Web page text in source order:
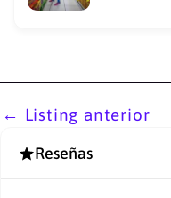
← Listing anterior
Reseñas